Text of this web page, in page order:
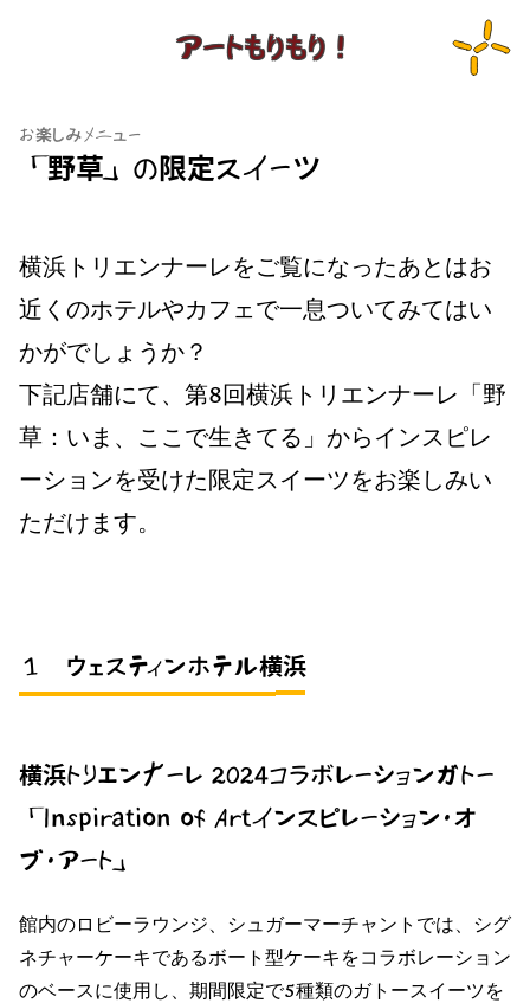
アートもりもり！
お楽しみメニュー
「野草」の限定スイーツ
横浜トリエンナーレをご覧になったあとはお
近くのホテルやカフェで一息ついてみてはい
かがでしょうか？
下記店舗にて、第8回横浜トリエンナーレ「野
草：いま、ここで⽣きてる」からインスピレ
ーションを受けた限定スイーツをお楽しみい
ただけます。
１ ウェスティンホテル横浜
横浜トリエンナーレ 2024コラボレーションガトー
「Inspiration of Artインスピレーション・オ
ブ・アート」
館内のロビーラウンジ、シュガーマーチャントでは、シグ
ネチャーケーキであるボート型ケーキをコラボレーション
のベースに使用し、期間限定で5種類のガトースイーツを